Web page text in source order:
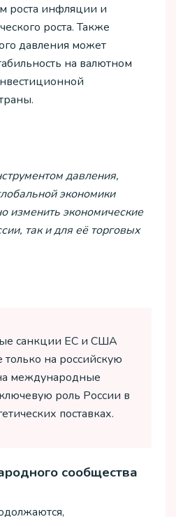
роста инфляции и
роста. Также
давления может
на валютном
давления,
экономики
изменить экономические
так и для её торговых
санкции ЕС и США
только на российскую
международные
роль России в
поставках.
сообщества